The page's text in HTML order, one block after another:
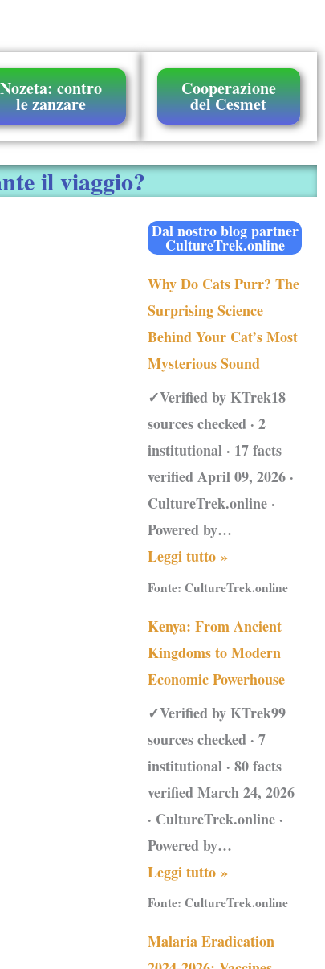
Nozeta: contro
le zanzare
Cooperazione
del Cesmet
il viaggio?
Dal nostro blog partner
CultureTrek.online
Why Do Cats Purr? The
Surprising Science
Behind Your Cat’s Most
Mysterious Sound
✓Verified by KTrek18
sources checked · 2
institutional · 17 facts
verified April 09, 2026 ·
CultureTrek.online ·
Powered by…
Leggi tutto »
Fonte:CultureTrek.online
Kenya: From Ancient
Kingdoms to Modern
Economic Powerhouse
✓Verified by KTrek99
sources checked · 7
institutional · 80 facts
verified March 24, 2026
· CultureTrek.online ·
Powered by…
Leggi tutto »
Fonte:CultureTrek.online
Malaria Eradication